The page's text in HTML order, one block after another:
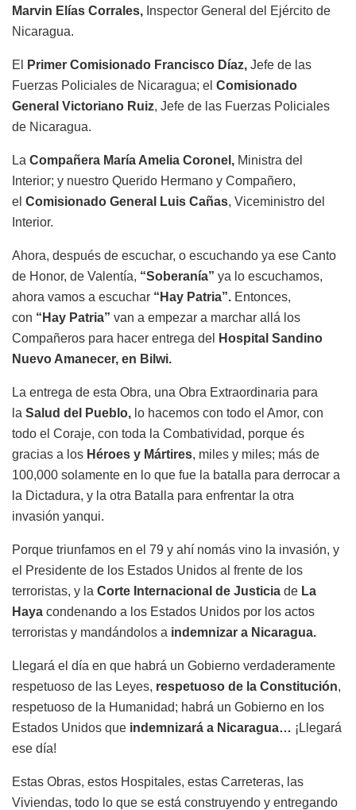
Marvin Elías Corrales, Inspector General del Ejército de
Nicaragua.
El Primer Comisionado Francisco Díaz, Jefe de las
Fuerzas Policiales de Nicaragua; el Comisionado
General Victoriano Ruiz, Jefe de las Fuerzas Policiales
de Nicaragua.
La Compañera María Amelia Coronel, Ministra del
Interior; y nuestro Querido Hermano y Compañero,
el Comisionado General Luis Cañas, Viceministro del
Interior.
Ahora, después de escuchar, o escuchando ya ese Canto
de Honor, de Valentía, “Soberanía” ya lo escuchamos,
ahora vamos a escuchar “Hay Patria”. Entonces,
con “Hay Patria” van a empezar a marchar allá los
Compañeros para hacer entrega del
Hospital Sandino
Nuevo Amanecer, en Bilwi.
La entrega de esta Obra, una Obra Extraordinaria para
la Salud del Pueblo, lo hacemos con todo el Amor, con
todo el Coraje, con toda la Combatividad, porque és
gracias a los Héroes y Mártires, miles y miles; más de
100,000 solamente en lo que fue la batalla para derrocar a
la Dictadura, y la otra Batalla para enfrentar la otra
invasión yanqui.
Porque triunfamos en el 79 y ahí nomás vino la invasión, y
el Presidente de los Estados Unidos al frente de los
terroristas, y la Corte Internacional de Justicia de La
Haya condenando a los Estados Unidos por los actos
terroristas y mandándolos a indemnizar a Nicaragua.
Llegará el día en que habrá un Gobierno verdaderamente
respetuoso de las Leyes, respetuoso de la Constitución,
respetuoso de la Humanidad; habrá un Gobierno en los
Estados Unidos que indemnizará a Nicaragua… ¡Llegará
ese día!
Estas Obras, estos Hospitales, estas Carreteras, las
Viviendas, todo lo que se está construyendo y entregando